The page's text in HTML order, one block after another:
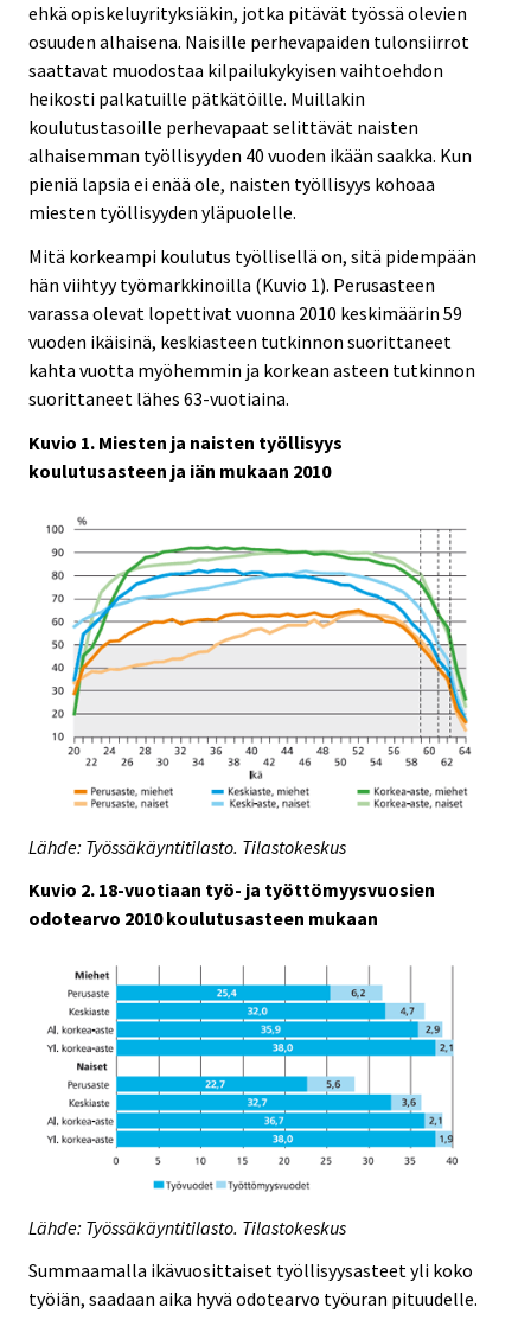
ehkä opiskeluyrityksiäkin, jotka pitävät työssä olevien
osuuden alhaisena. Naisille perhevapaiden tulonsiirrot
saattavat muodostaa kilpailukykyisen vaihtoehdon
heikosti palkatuille pätkätöille. Muillakin
koulutustasoille perhevapaat selittävät naisten
alhaisemman työllisyyden 40 vuoden ikään saakka. Kun
pieniä lapsia ei enää ole, naisten työllisyys kohoaa
miesten työllisyyden yläpuolelle.
Mitä korkeampi koulutus työllisellä on, sitä pidempään
hän viihtyy työmarkkinoilla (Kuvio 1). Perusasteen
varassa olevat lopettivat vuonna 2010 keskimäärin 59
vuoden ikäisinä, keskiasteen tutkinnon suorittaneet
kahta vuotta myöhemmin ja korkean asteen tutkinnon
suorittaneet lähes 63-vuotiaina.
Kuvio 1. Miesten ja naisten työllisyys
koulutusasteen ja iän mukaan 2010
Lähde: Työssäkäyntitilasto. Tilastokeskus
Kuvio 2. 18-vuotiaan työ- ja työttömyysvuosien
odotearvo 2010 koulutusasteen mukaan
Lähde: Työssäkäyntitilasto. Tilastokeskus
Summaamalla ikävuosittaiset työllisyysasteet yli koko
työiän, saadaan aika hyvä odotearvo työuran pituudelle.